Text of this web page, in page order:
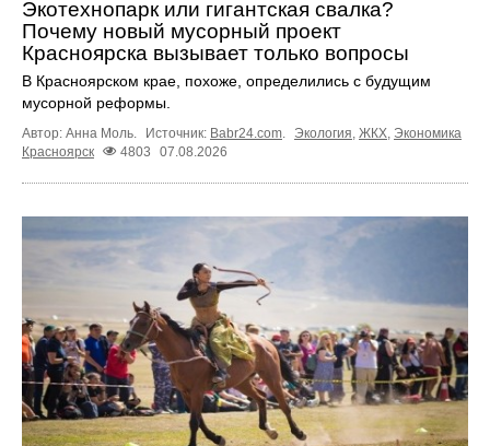
Экотехнопарк или гигантская свалка?
Почему новый мусорный проект
Красноярска вызывает только вопросы
В Красноярском крае, похоже, определились с будущим
мусорной реформы.
Автор: Анна Моль. Источник: Babr24.com Экология ЖКХ Экономика
Красноярск
4803 07.08.2026